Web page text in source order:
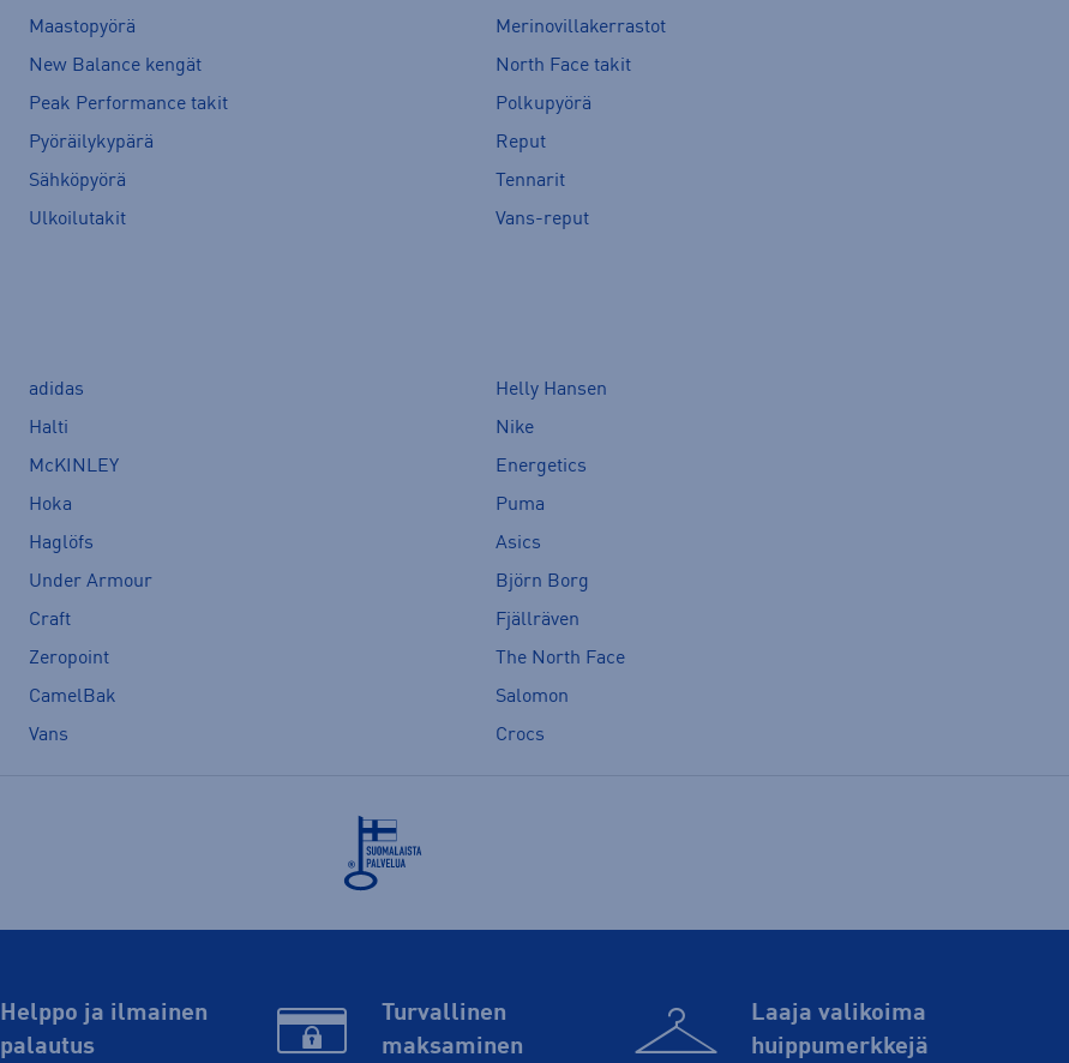
Maastopyörä
Merinovillakerrastot
New Balance kengät
North Face takit
Peak Performance takit
Polkupyörä
Pyöräilykypärä
Reput
Sähköpyörä
Tennarit
Ulkoilutakit Vans-reput
adidas
Helly Hansen
Halti
Nike
McKINLEY
Energetics
Hoka
Puma
Haglöfs
Asics
Under Armour
Björn Borg
Craft
Fjällräven
Zeropoint
The North Face
CamelBak
Salomon
Vans Crocs
Helppo ja ilmainen
palautus
Turvallinen
maksaminen
Laaja valikoima
huippu­merkkejä